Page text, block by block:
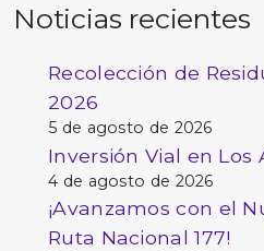
Noticias recientes
Recolección de
2026
5 de agosto de 2026
Inversión Vial en Los
4 de agosto de 2026
¡Avanzamos con el
Ruta Nacional 177!